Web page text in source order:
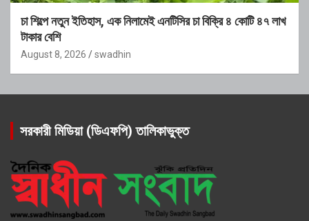
চা শিল্পে নতুন ইতিহাস, এক নিলামেই এনটিসির চা বিক্রি ৪ কোটি ৪৭ লাখ
টাকার বেশি
August 8, 2026 swadhin
সরকারী মিডিয়া (ডিএফপি) তালিকাভুক্ত